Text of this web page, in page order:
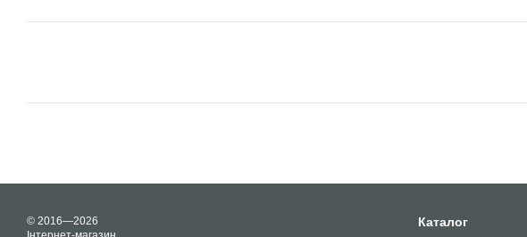
© 2016—2026
Каталог